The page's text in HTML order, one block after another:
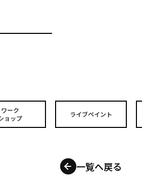
ワーク
ョップ
ライブペイント
一覧へ戻る